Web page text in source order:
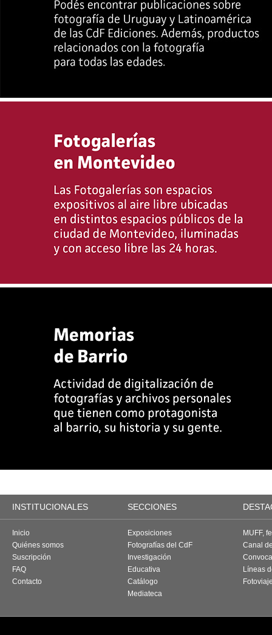
INSTITUCIONALES SECCIONES
Inicio
Quiénes somos
Suscripción
FAQ
Contacto
Exposiciones
Fotografías del CdF
Investigación
Educativa
Catálogo
Mediateca
MUFF,
Canal
Líneas